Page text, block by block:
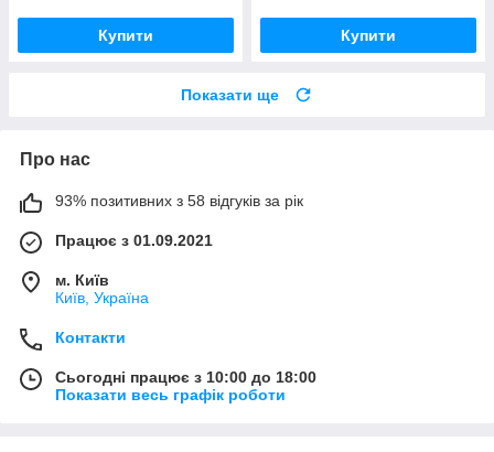
Купити Купити
Показати ще
Про нас
93% позитивних з 58 відгуків за рік
Працює з 01.09.2021
м. Київ
Київ, Україна
Контакти
Сьогодні працює з 10:00 до 18:00
Показати весь графік роботи